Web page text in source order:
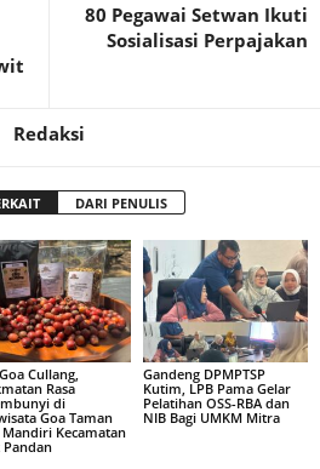
80 Pegawai Setwan Ikuti
Sosialisasi Perpajakan
Redaksi
DARI PENULIS
Cullang,
Rasa
di
Goa Taman
Mandiri Kecamatan
Pandan
Gandeng DPMPTSP
Kutim, LPB Pama Gelar
Pelatihan OSS-RBA dan
NIB Bagi UMKM Mitra